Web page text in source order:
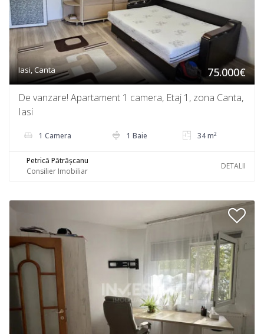
Iasi, Canta 75.000€
De vanzare! Apartament 1 camera, Etaj 1, zona Canta,
Iasi
1 Camera 1 Baie 34 m2
Petrică Pătrășcanu
Consilier Imobiliar
DETALII